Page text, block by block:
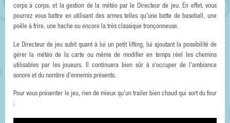
corps à corps, et la gestion de la météo par le Directeur de jeu. En effet, vous
pourrez vous battre en utilisant des armes telles qu'une batte de baseball, une
poêle à frire, une hache ou encore la très classique tronçonneuse.
Le Directeur de jeu subit quant à lui un petit lifting, lui ajoutant la possibilité de
gérer la météo de la carte ou même de modifier en temps réel les chemins
utilisables par les joueurs. Il continuera bien sûr à s'occuper de l'ambiance
sonore et du nombre d'ennemis présents.
Pour vous présenter le jeu, rien de mieux qu'un trailer bien chaud qui sort du four
: